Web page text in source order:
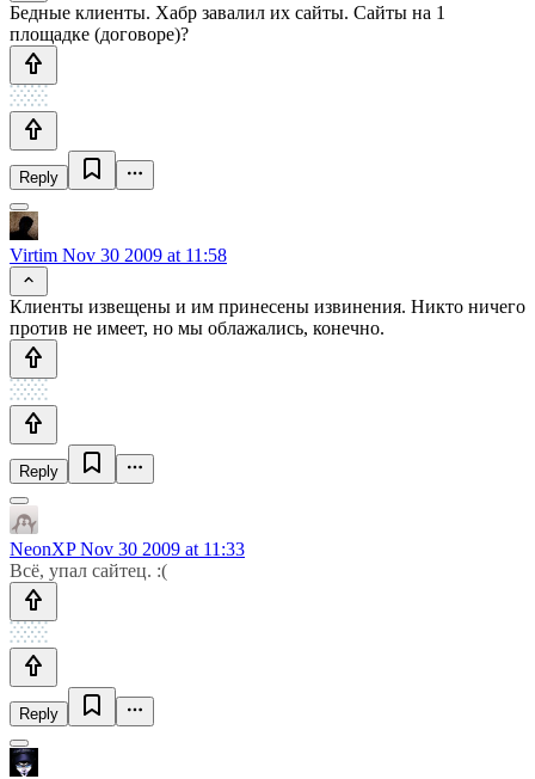
Бедные клиенты. Хабр завалил их сайты. Сайты на 1
площадке (договоре)?
Reply
Virtim Nov 30 2009 at 11:58
Клиенты извещены и им принесены извинения. Никто ничего
против не имеет, но мы облажались, конечно.
Reply
NeonXPNov 30 2009 at 11:33
Всё, упал сайтец. :(
Reply